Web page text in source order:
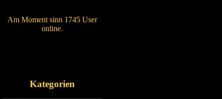
Am Moment sinn 1745 User
online.
Kategorien